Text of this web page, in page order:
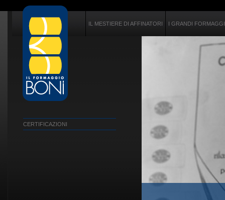
IL MESTIERE DI AFFINATORI I GRANDI
CERTIFICAZIONI